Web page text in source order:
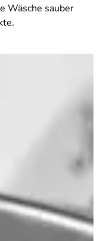
Wäsche sauber